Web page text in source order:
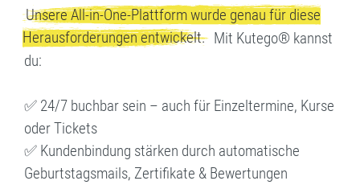
Unsere All-in-One-Plattform wurde genau für diese
Herausforderungen entwickelt. Mit Kutego® kannst
du:
✅ 24/7 buchbar sein – auch für Einzeltermine, Kurse
oder Tickets
✅ Kundenbindung stärken durch automatische
Geburtstagsmails, Zertifikate & Bewertungen